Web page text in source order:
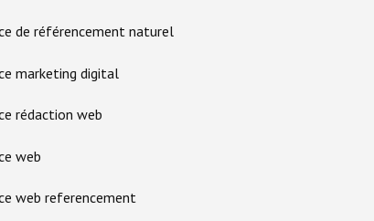
de référencement naturel
marketing digital
rédaction web
web
web referencement